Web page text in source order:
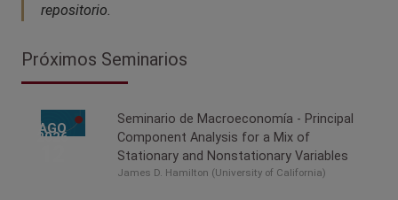
repositorio.
Próximos Seminarios
AGO
2026
Seminario de Macroeconomía - Principal
Component Analysis for a Mix of
Stationary and Nonstationary Variables
James D. Hamilton (University of California)